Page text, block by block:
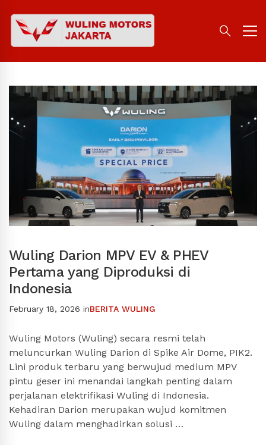
Wuling Darion MPV EV & PHEV
Pertama yang Diproduksi di
Indonesia
February 18, 2026 inBERITA WULING
Wuling Motors (Wuling) secara resmi telah
meluncurkan Wuling Darion di Spike Air Dome, PIK2.
Lini produk terbaru yang berwujud medium MPV
pintu geser ini menandai langkah penting dalam
perjalanan elektrifikasi Wuling di Indonesia.
Kehadiran Darion merupakan wujud komitmen
Wuling dalam menghadirkan solusi …